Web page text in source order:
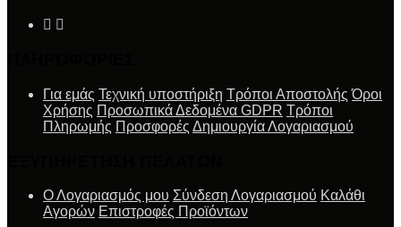
Για εμάς Τεχνική υποστήριξη Τρόποι Αποστολής Όροι
Χρήσης Προσωπικά Δεδομένα GDPR Τρόποι
Πληρωμής Προσφορές Δημιουργία Λογαριασμού
Ο Λογαριασμός μου Σύνδεση Λογαριασμού Καλάθι
Αγορών Επιστροφές Προϊόντων